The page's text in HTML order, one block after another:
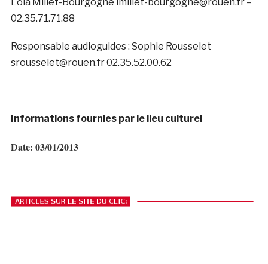
02.35.71.71.88
Responsable audioguides : Sophie Rousselet
srousselet@rouen.fr 02.35.52.00.62
Informations fournies par le lieu culturel
Date: 03/01/2013